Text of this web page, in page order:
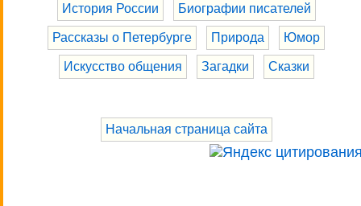
История России Биографии писателей
Рассказы о Петербурге Природа Юмор
Искусство общения Загадки Сказки
Начальная страница сайта